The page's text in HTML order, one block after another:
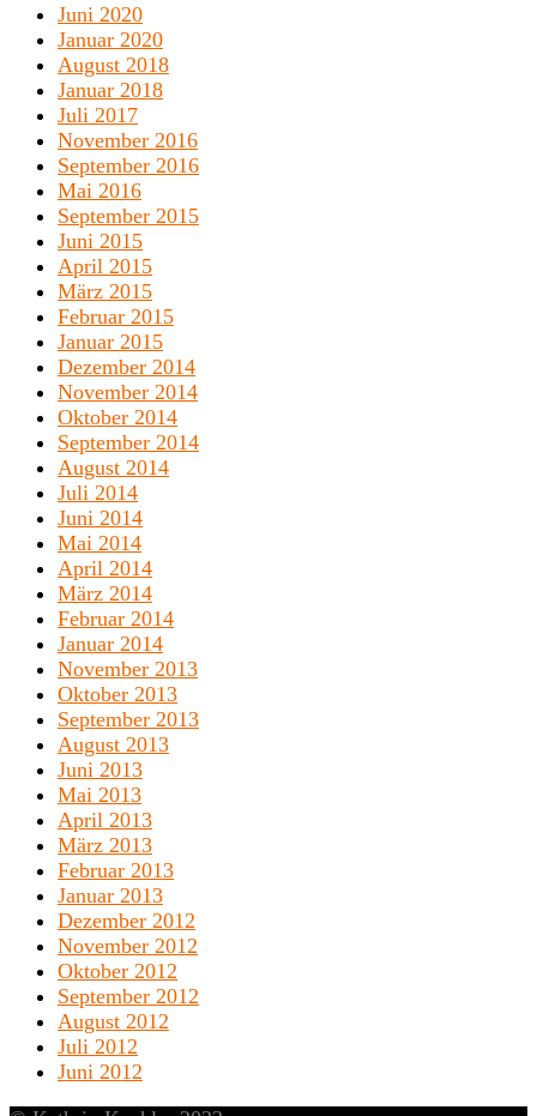
Juni 2020
Januar 2020
August 2018
Januar 2018
Juli 2017
November 2016
September 2016
Mai 2016
September 2015
Juni 2015
April 2015
März 2015
Februar 2015
Januar 2015
Dezember 2014
November 2014
Oktober 2014
September 2014
August 2014
Juli 2014
Juni 2014
Mai 2014
April 2014
März 2014
Februar 2014
Januar 2014
November 2013
Oktober 2013
September 2013
August 2013
Juni 2013
Mai 2013
April 2013
März 2013
Februar 2013
Januar 2013
Dezember 2012
November 2012
Oktober 2012
September 2012
August 2012
Juli 2012
Juni 2012